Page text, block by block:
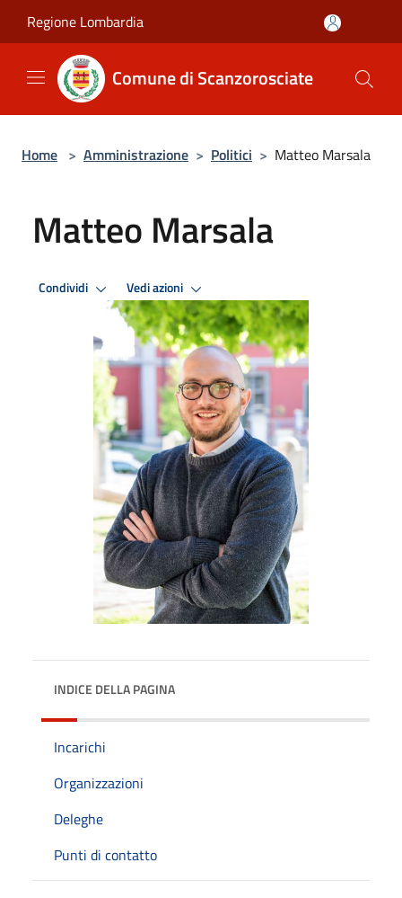
Regione Lombardia
Comune di Scanzorosciate
Home > Amministrazione > Politici > Matteo Marsala
Matteo Marsala
Condividi Vedi azioni
INDICE DELLA PAGINA
Incarichi
Organizzazioni
Deleghe
Punti di contatto